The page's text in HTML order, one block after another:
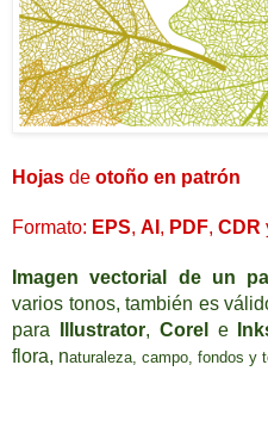
Hojas de otoño en patrón
Formato: EPS, AI , PDF, CDR
magen vectorial de un p
varios tonos, también es
para
Illustrator, Corel e
flora, naturaleza, campo, fondos y